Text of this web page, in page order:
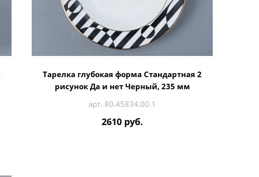
Тарелка глубокая форма Стандартная 2
рисунок Да и нет Черный, 235 мм
арт. 80.45834.00.1
2610 руб.